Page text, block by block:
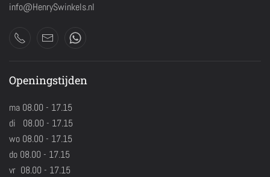
info@HenrySwinkels.nl
Openingstijden
ma 08.00 - 17.15
di 08.00 - 17.15
wo 08.00 - 17.15
do 08.00 - 17.15
vr 08.00 - 17.15